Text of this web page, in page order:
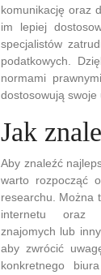
komunikację oraz
im lepiej
specjalistów
podatkowych.
normami
dostosowują swoje
Jak
Aby znaleźć
warto rozpocząć
researchu. Można
internetu oraz
znajomych lub
aby zwrócić
konkretnego